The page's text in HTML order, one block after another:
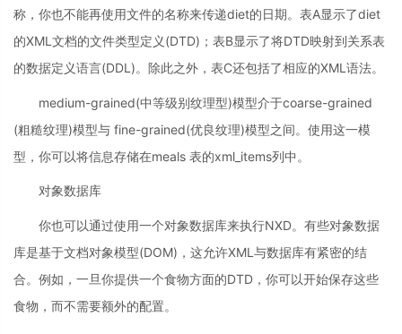
称，你也不能再使用文件的名称来传递diet的日期。表A显示了diet
的XML文档的文件类型定义(DTD)；表B显示了将DTD映射到关系表
的数据定义语言(DDL)。除此之外，表C还包括了相应的XML语法。
medium-grained(中等级别纹理型)模型介于coarse-grained
(粗糙纹理)模型与 fine-grained(优良纹理)模型之间。使用这一模
型，你可以将信息存储在meals 表的xml_items列中。
对象数据库
你也可以通过使用一个对象数据库来执行NXD。有些对象数据
库是基于文档对象模型(DOM)，这允许XML与数据库有紧密的结
合。例如，一旦你提供一个食物方面的DTD，你可以开始保存这些
食物，而不需要额外的配置。